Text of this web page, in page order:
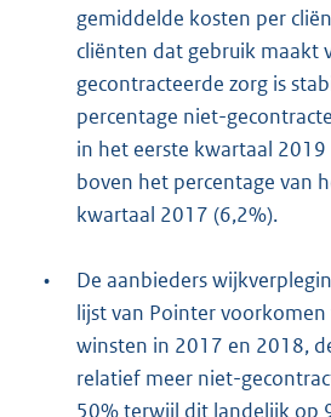
gemiddelde kosten per
cliënten dat gebruik maakt
gecontracteerde zorg is
percentage niet-
in het eerste kwartaal
boven het percentage van
kwartaal 2017 (6,2%).
•
De aanbieders
lijst van Pointer voorkomen
winsten in 2017 en 2018,
relatief meer niet-
50% terwijl dit landelijk op